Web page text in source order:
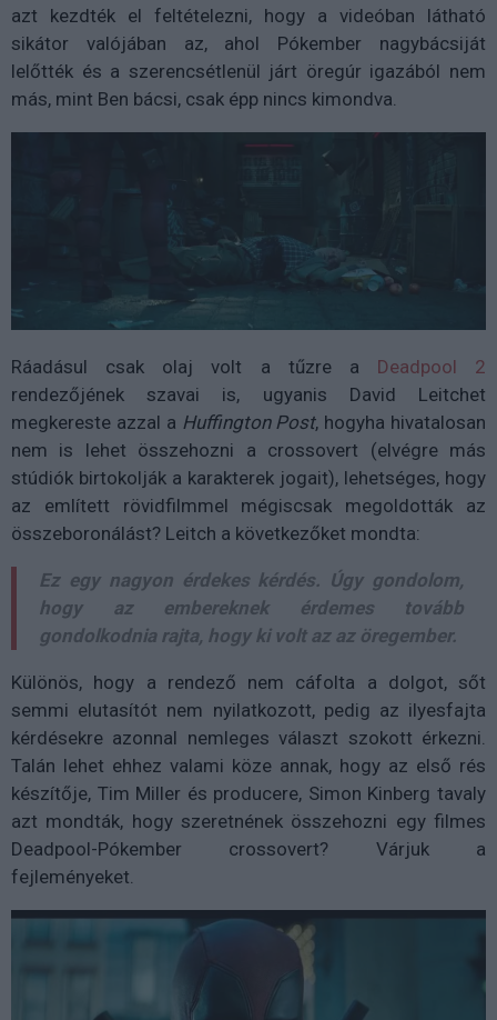
azt kezdték el feltételezni, hogy a videóban látható
sikátor valójában az, ahol Pókember nagybácsiját
lelőtték és a szerencsétlenül járt öregúr igazából nem
más, mint Ben bácsi, csak épp nincs kimondva.
Ráadásul csak olaj volt a tűzre a Deadpool 2
rendezőjének szavai is, ugyanis David Leitchet
megkereste azzal a Huffington Post, hogyha hivatalosan
nem is lehet összehozni a crossovert (elvégre más
stúdiók birtokolják a karakterek jogait), lehetséges, hogy
az említett rövidfilmmel mégiscsak megoldották az
összeboronálást? Leitch a következőket mondta:
Ez egy nagyon érdekes kérdés. Úgy gondolom,
hogy az embereknek érdemes tovább
gondolkodnia rajta, hogy ki volt az az öregember.
Különös, hogy a rendező nem cáfolta a dolgot, sőt
semmi elutasítót nem nyilatkozott, pedig az ilyesfajta
kérdésekre azonnal nemleges választ szokott érkezni.
Talán lehet ehhez valami köze annak, hogy az első rés
készítője, Tim Miller és producere, Simon Kinberg tavaly
azt mondták, hogy szeretnének összehozni egy filmes
Deadpool-Pókember crossovert? Várjuk a
fejleményeket.